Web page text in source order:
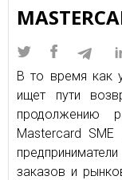
В то время как
ищет пути
продолжению
Mastercard SME
заказов и